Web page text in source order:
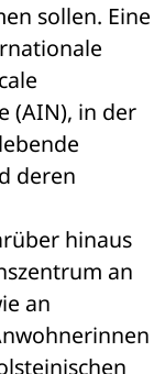
sollen. Eine
(AIN), in der
deren
hinaus
an
an